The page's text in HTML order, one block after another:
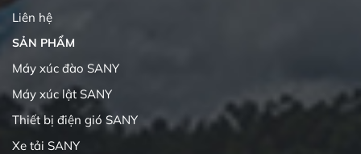
Liên hệ
SẢN PHẨM
Máy xúc đào SANY
Máy xúc lật SANY
Thiết bị điện gió SANY
Xe tải SANY